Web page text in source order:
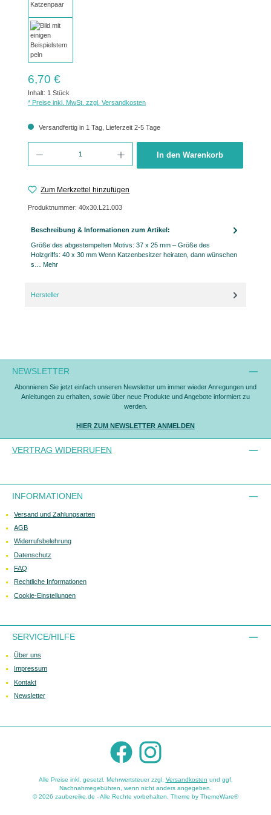
Regulärer Preis:
6,70 €
Inhalt: 1 Stück
* Preise inkl. MwSt. zzgl. Versandkosten
Versandfertig in 1 Tag, Lieferzeit 2-5 Tage
In den Warenkorb
Zum Merkzettel hinzufügen
Produktnummer: 40x30.L21.003
Beschreibung & Informationen zum Artikel:
Größe des abgestempelten Motivs: 37 x 25 mm – Größe des
Holzgriffs: 40 x 30 mm Wenn Katzenbesitzer heiraten, dann wünschen
s… Mehr
Hersteller
NEWSLETTER
Abonnieren Sie jetzt einfach unseren Newsletter um immer wieder Anregungen und
Anleitungen zu erhalten, sowie über neue Produkte und Angebote informiert zu
werden.
HIER ZUM NEWSLETTER ANMELDEN
VERTRAG WIDERRUFEN
INFORMATIONEN
Versand und Zahlungsarten
AGB
Widerrufsbelehrung
Datenschutz
FAQ
Rechtliche Informationen
Cookie-Einstellungen
SERVICE/HILFE
Über uns
Impressum
Kontakt
Newsletter
Facebook Instagram
Alle Preise inkl. gesetzl. Mehrwertsteuer zzgl. Versandkosten und ggf.
Nachnahmegebühren, wenn nicht anders angegeben.
© 2026 zaubereike.de - Alle Rechte vorbehalten. Theme by ThemeWare®